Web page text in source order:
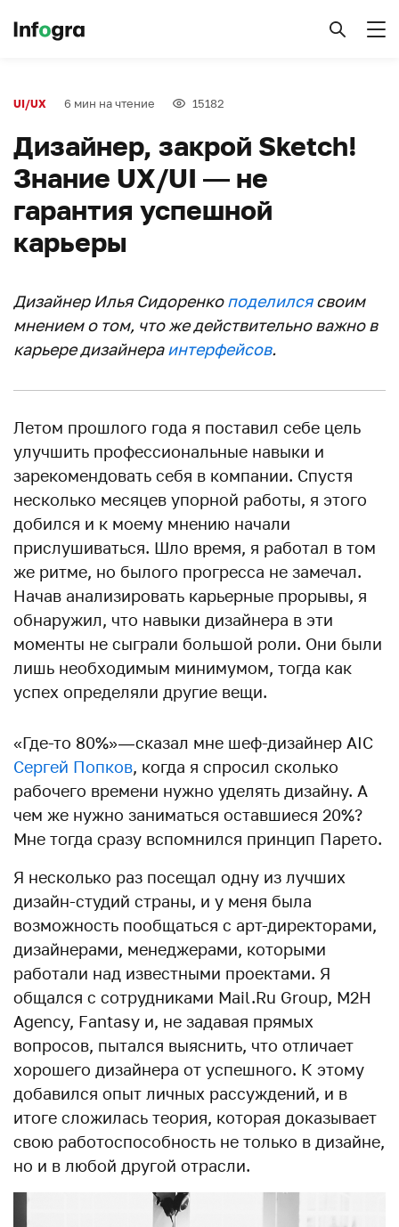
UI/UX 6 мин на чтение 15182
Дизайнер, закрой Sketch!
Знание UX/UI — не
гарантия успешной
карьеры
Дизайнер Илья Сидоренкоподелилсясвоим
мнением о том, что же действительно важно в
карьере дизайнераинтерфейсов.
Летом прошлого года я поставил себе цель
улучшить профессиональные навыки и
зарекомендовать себя в компании. Спустя
несколько месяцев упорной работы, я этого
добился и к моему мнению начали
прислушиваться. Шло время, я работал в том
же ритме, но былого прогресса не замечал.
Начав анализировать карьерные прорывы, я
обнаружил, что навыки дизайнера в эти
моменты не сыграли большой роли. Они были
лишь необходимым минимумом, тогда как
успех определяли другие вещи.
«Где-то 80%» — сказал мне шеф-дизайнер AIC
Сергей Попков, когда я спросил сколько
рабочего времени нужно уделять дизайну. А
чем же нужно заниматься оставшиеся 20%?
Мне тогда сразу вспомнился принцип Парето.
Я несколько раз посещал одну из лучших
дизайн-студий страны, и у меня была
возможность пообщаться с арт-директорами,
дизайнерами, менеджерами, которыми
работали над известными проектами. Я
общался с сотрудниками Mail.Ru Group, M2H
Agency, Fantasy и, не задавая прямых
вопросов, пытался выяснить, что отличает
хорошего дизайнера от успешного. К этому
добавился опыт личных рассуждений, и в
итоге сложилась теория, которая доказывает
свою работоспособность не только в дизайне,
но и в любой другой отрасли.